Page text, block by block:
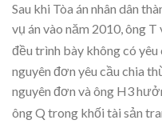
Sau khi Tòa án nhân dân
vụ án vào năm 2010, ông
đều trình bày không có
nguyên đơn yêu cầu chia
nguyên đơn và ông H3
ông Q trong khối tài sản